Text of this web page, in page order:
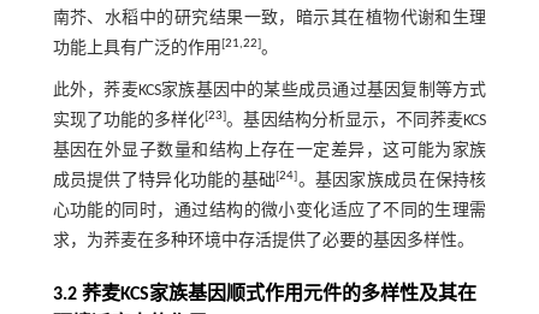
南芥、水稻中的研究结果一致，暗示其在植物代谢和生理
功能上具有广泛的作用 [21,22]。
此外，荞麦KCS家族基因中的某些成员通过基因复制等方式
实现了功能的多样化[23]。基因结构分析显示，不同荞麦KCS
基因在外显子数量和结构上存在一定差异，这可能为家族
成员提供了特异化功能的基础[24]。基因家族成员在保持核
心功能的同时，通过结构的微小变化适应了不同的生理需
求，为荞麦在多种环境中存活提供了必要的基因多样性。
3.2 荞麦KCS家族基因顺式作用元件的多样性及其在